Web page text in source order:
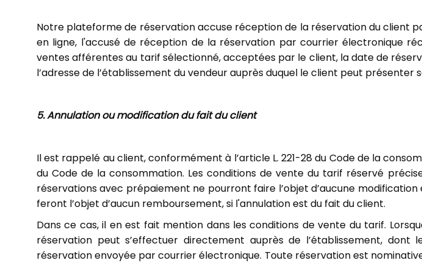
Notre plateforme de réservation accuse réception de la réservation du client
en ligne, l'accusé de réception de la réservation par courrier électronique
ventes afférentes au tarif sélectionné, acceptées par le client, la date de
l’adresse de l’établissement du vendeur auprès duquel le client peut présenter
5. Annulation ou modification du fait du client
Il est rappelé au client, conformément à l’article L. 221-28 du Code de la
du Code de la consommation. Les conditions de vente du tarif réservé
réservations avec prépaiement ne pourront faire l’objet d’aucune
feront l’objet d’aucun remboursement, si l'annulation est du fait du client.
Dans ce cas, il en est fait mention dans les conditions de vente du tarif.
réservation peut s’effectuer directement auprès de l’établissement,
réservation envoyée par courrier électronique. Toute réservation est